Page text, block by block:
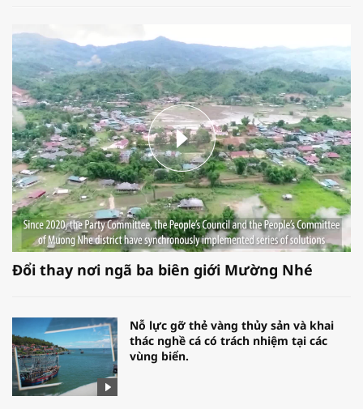
Đổi thay nơi ngã ba biên giới Mường Nhé
Nỗ lực gỡ thẻ vàng thủy sản và khai
thác nghề cá có trách nhiệm tại các
vùng biển.